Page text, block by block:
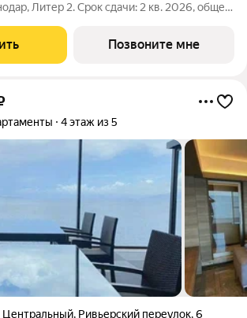
Литер 2. Срок сдачи: 2 кв. 2026, общей
Город снаружи природа внутри.
Позвоните мне
4 этаж из 5
Центральный, Ривьерский переулок,6